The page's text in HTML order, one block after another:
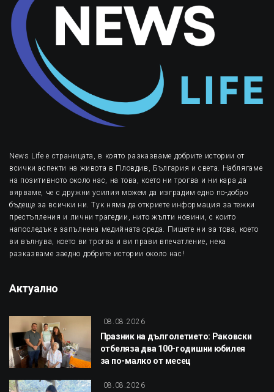
News Life е страницата, в която разказваме добрите истории от
всички аспекти на живота в Пловдив, България и света. Наблягаме
на позитивното около нас, на това, което ни трогва и ни кара да
вярваме, че с дружни усилия можем да изградим едно по-добро
бъдеще за всички ни. Тук няма да откриете информация за тежки
престъпления и лични трагедии, нито жълти новини, с които
напоследък е запълнена медийната среда. Пишете ни за това, което
ви вълнува, което ви трогва и ви прави впечатление, нека
разказваме заедно добрите истории около нас!
Актуално
08.08.2026
Празник на дълголетието: Раковски
отбеляза два 100-годишни юбилея
за по-малко от месец
08.08.2026